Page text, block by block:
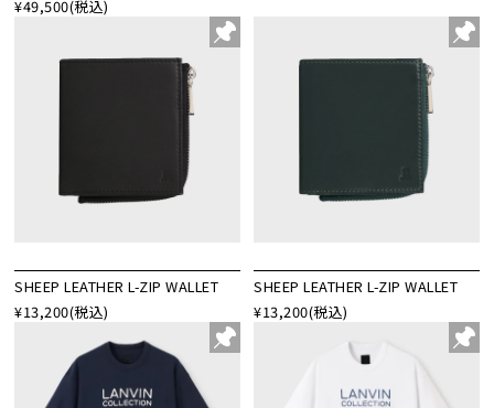
¥49,500(税込)
SHEEP LEATHER L-ZIP WALLET
¥13,200(税込)
SHEEP LEATHER L-ZIP WALLET
¥13,200(税込)